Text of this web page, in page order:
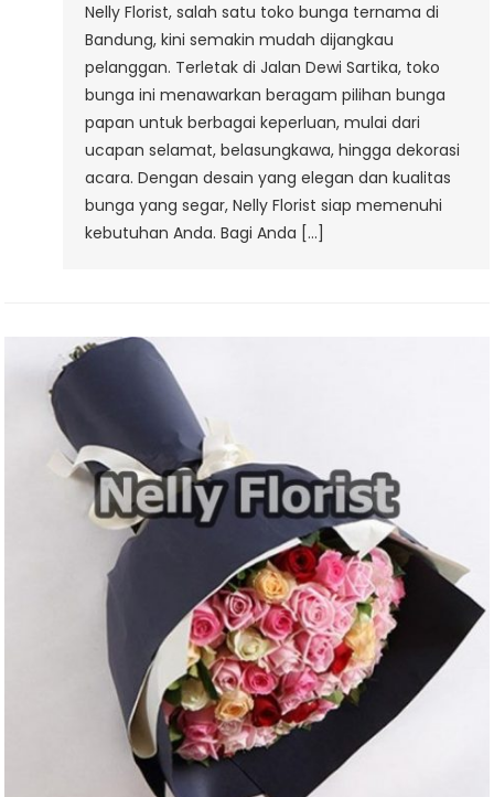
Nelly Florist, salah satu toko bunga ternama di
Bandung, kini semakin mudah dijangkau
pelanggan. Terletak di Jalan Dewi Sartika, toko
bunga ini menawarkan beragam pilihan bunga
papan untuk berbagai keperluan, mulai dari
ucapan selamat, belasungkawa, hingga dekorasi
acara. Dengan desain yang elegan dan kualitas
bunga yang segar, Nelly Florist siap memenuhi
kebutuhan Anda. Bagi Anda […]